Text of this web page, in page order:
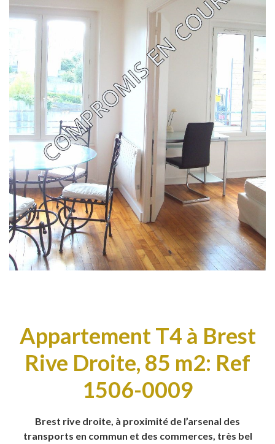
Appartement T4 à Brest
Rive Droite, 85 m2: Ref
1506-0009
Brest rive droite, à proximité de l’arsenal des
transports en commun et des commerces, très bel